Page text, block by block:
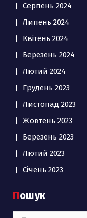
Серпень 2024
Липень 2024
Квітень 2024
Березень 2024
Лютий 2024
Грудень 2023
Листопад 2023
Жовтень 2023
Березень 2023
Лютий 2023
Січень 2023
Пошук